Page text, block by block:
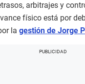
arbitrajes y
físico está por
la gestión de Jorge